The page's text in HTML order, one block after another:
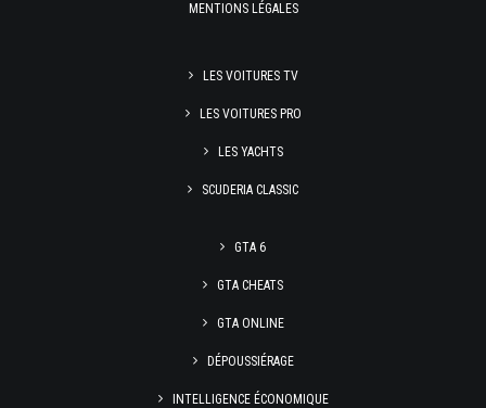
MENTIONS LÉGALES
LES VOITURES TV
LES VOITURES PRO
LES YACHTS
SCUDERIA CLASSIC
GTA 6
GTA CHEATS
GTA ONLINE
DÉPOUSSIÉRAGE
INTELLIGENCE ÉCONOMIQUE